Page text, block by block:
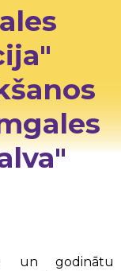
un godinātu